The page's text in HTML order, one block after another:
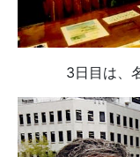
3日目は、